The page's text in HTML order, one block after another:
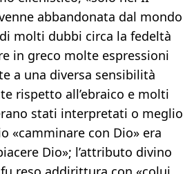
abbandonata dal mondo
molti dubbi circa la fedeltà
in greco molte espressioni
a una diversa sensibilità
rispetto all’ebraico e molti
stati interpretati o meglio
«camminare con Dio» era
Dio»; l’attributo divino